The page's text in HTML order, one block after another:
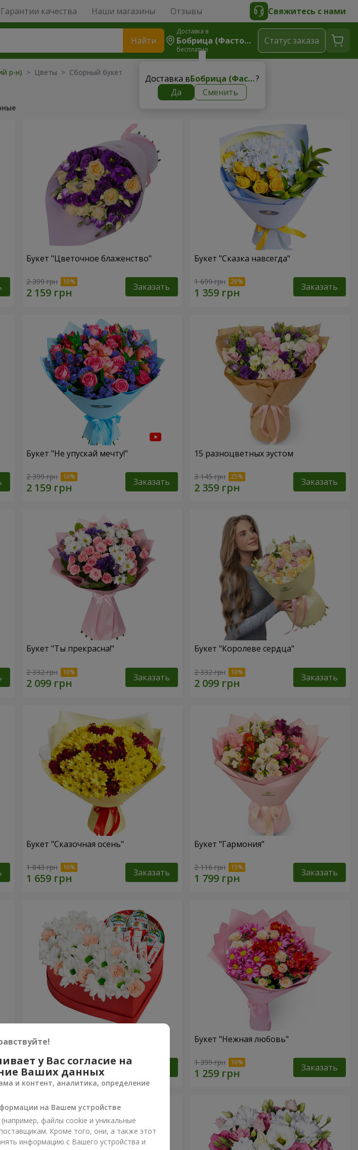
Гарантии качества Наши магазины Отзывы Свяжитесь с нами
Найти
Доставка в
Бобрица (Фастовский Р-Н)
бесплатно
Доставка в Бобрица (Фастовский р-н)?
Да
Сменить
Cтатус заказа
р-н) > Цветы > Сборный букет
Букет "Цветочное блаженство"
2 399 грн Заказать
Букет "Сказка навсегда"
1 699 грн Заказать
Букет "Не упускай мечту!"
2 399 грн Заказать
15 разноцветных эустом
3 145 грн Заказать
Букет "Ты прекрасна!"
2 332 грн Заказать
Букет "Королеве сердца"
2 332 грн Заказать
Букет "Сказочная осень"
1 843 грн Заказать
Букет "Гармония"
2 116 грн Заказать
Цветы в коробке "Улыбнись!"
2 124 грн
Букет "Нежная любовь"
1 399 грн Заказать
у Вас согласие на
Ваших данных
и контент, аналитика, определение
на Вашем устройстве
файлы cookie и уникальные
Кроме того, они, а также этот
информацию с Вашего устройства и